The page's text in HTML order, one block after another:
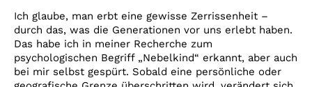
Ich glaube, man erbt eine gewisse Zerrissenheit –
durch das, was die Generationen vor uns erlebt haben.
Das habe ich in meiner Recherche zum
psychologischen Begriff „Nebelkind“ erkannt, aber auch
bei mir selbst gespürt. Sobald eine persönliche oder